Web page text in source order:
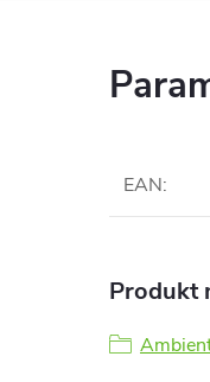
EAN:
Produkt